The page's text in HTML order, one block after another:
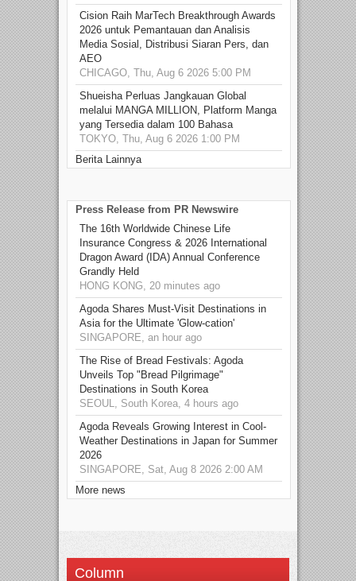
Cision Raih MarTech Breakthrough Awards
2026 untuk Pemantauan dan Analisis
Media Sosial, Distribusi Siaran Pers, dan
AEO
CHICAGO, Thu, Aug 6 2026 5:00 PM
Shueisha Perluas Jangkauan Global
melalui MANGA MILLION, Platform Manga
yang Tersedia dalam 100 Bahasa
TOKYO, Thu, Aug 6 2026 1:00 PM
Berita Lainnya
Press Release from PR Newswire
The 16th Worldwide Chinese Life
Insurance Congress & 2026 International
Dragon Award (IDA) Annual Conference
Grandly Held
HONG KONG, 20 minutes ago
Agoda Shares Must-Visit Destinations in
Asia for the Ultimate 'Glow-cation'
SINGAPORE, an hour ago
The Rise of Bread Festivals: Agoda
Unveils Top "Bread Pilgrimage"
Destinations in South Korea
SEOUL, South Korea, 4 hours ago
Agoda Reveals Growing Interest in Cool-
Weather Destinations in Japan for Summer
2026
SINGAPORE, Sat, Aug 8 2026 2:00 AM
More news
Column